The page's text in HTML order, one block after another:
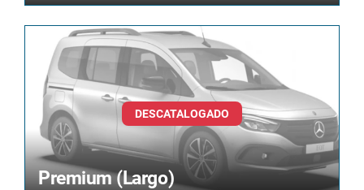
Premium (Largo)